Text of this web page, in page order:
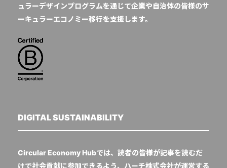
ュラーデザインプログラムを通じて企業や自治体の皆様のサ
ーキュラーエコノミー移行を支援します。
DIGITAL SUSTAINABILITY
Circular Economy Hubでは、読者の皆様が記事を読むだ
けで社会貢献に参加できるよう、ハーチ株式会社が運営する